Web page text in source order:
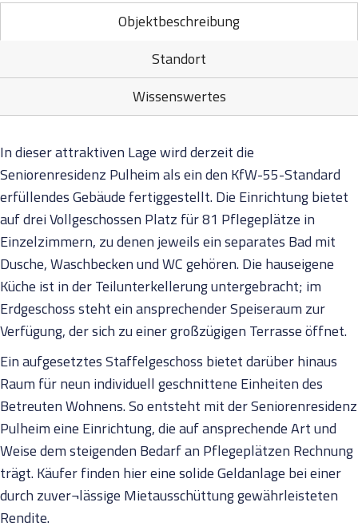
Objektbeschreibung
Standort
Wissenswertes
In dieser attraktiven Lage wird derzeit die
Seniorenresidenz Pulheim als ein den KfW-55-Standard
erfüllendes Gebäude fertiggestellt. Die Einrichtung bietet
auf drei Vollgeschossen Platz für 81 Pflegeplätze in
Einzelzimmern, zu denen jeweils ein separates Bad mit
Dusche, Waschbecken und WC gehören. Die hauseigene
Küche ist in der Teilunterkellerung untergebracht; im
Erdgeschoss steht ein ansprechender Speiseraum zur
Verfügung, der sich zu einer großzügigen Terrasse öffnet.
Ein aufgesetztes Staffelgeschoss bietet darüber hinaus
Raum für neun individuell geschnittene Einheiten des
Betreuten Wohnens. So entsteht mit der Seniorenresidenz
Pulheim eine Einrichtung, die auf ansprechende Art und
Weise dem steigenden Bedarf an Pflegeplätzen Rechnung
trägt. Käufer finden hier eine solide Geldanlage bei einer
durch zuver¬lässige Mietausschüttung gewährleisteten
Rendite.